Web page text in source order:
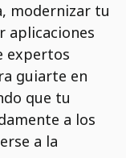
modernizar tu
aplicaciones
expertos
guiarte en
que tu
a los
a la